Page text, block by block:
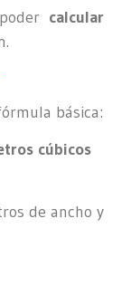
calcular
básica:
cúbicos
de ancho y